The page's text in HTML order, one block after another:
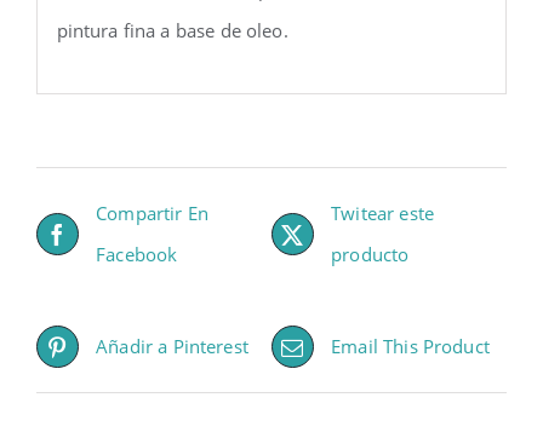
pintura fina a base de oleo.
Compartir En
Facebook
Twitear este
producto
Añadir a Pinterest Email This Product